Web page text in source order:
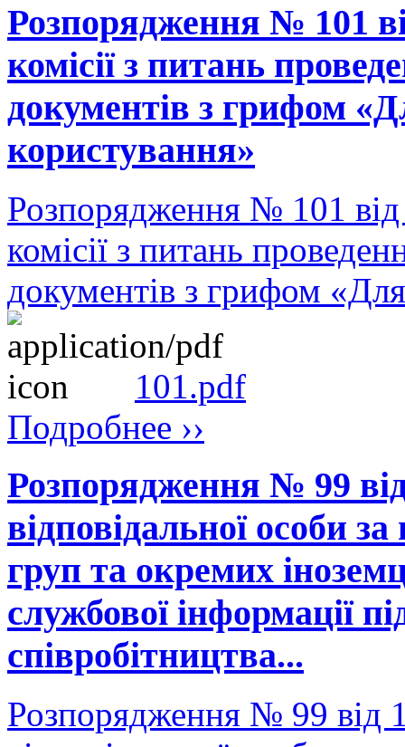
Розпорядження № 101
комісії з питань
документів з грифом
користування»
Розпорядження № 101
комісії з питань
документів з грифом
101.pdf
Подробнее ››
Розпорядження № 99
відповідальної особи
груп та окремих
службової інформації
співробітництва...
Розпорядження № 99 від